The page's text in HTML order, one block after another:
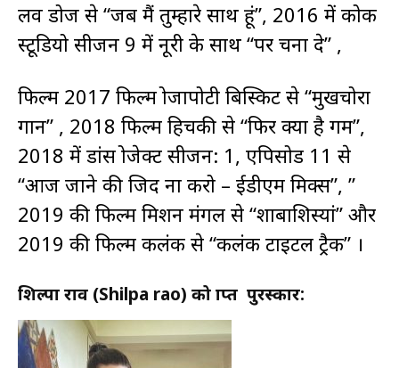
लव डोज से “जब मैं तुम्हारे साथ हूं”, 2016 में कोक
स्टूडियो सीजन 9 में नूरी के साथ “पर चना दे” ,
फिल्म 2017 फिल्म प्रोजापोटी बिस्किट से “मुखचोरा
गान” , 2018 फिल्म हिचकी से “फिर क्या है गम”,
2018 में डांस प्रोजेक्ट सीजन: 1, एपिसोड 11 से
“आज जाने की जिद ना करो – ईडीएम मिक्स”, ”
2019 की फिल्म मिशन मंगल से “शाबाशिस्यां” और
2019 की फिल्म कलंक से “कलंक टाइटल ट्रैक” ।
शिल्पा राव (Shilpa rao) को प्राप्त पुरस्कार: